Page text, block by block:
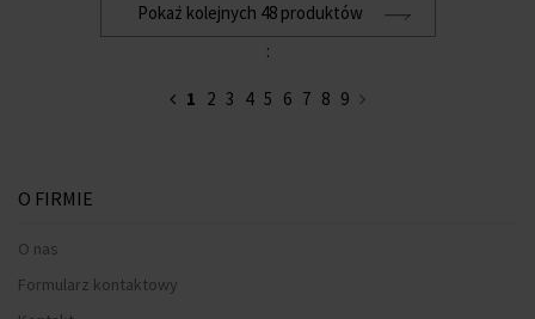
Pokaż kolejnych 48 produktów
:
1 2 3 4 5 6 7 8 9
O FIRMIE
O nas
Formularz kontaktowy